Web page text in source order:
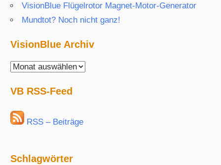
VisionBlue Flügelrotor Magnet-Motor-Generator
Mundtot? Noch nicht ganz!
VisionBlue Archiv
VisionBlue
VB RSS-Feed
RSS – Beiträge
Schlagwörter